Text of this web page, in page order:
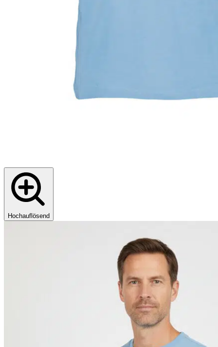
Hochauflösend